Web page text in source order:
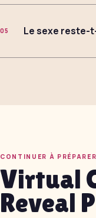
05 Le sexe reste-
CONTINUER À PRÉPARER
Virtual
Reveal